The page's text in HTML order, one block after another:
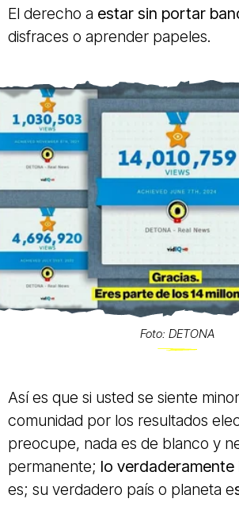
El derecho a estar sin portar
disfraces o aprender papeles.
Foto: DETONA
Así es que si usted se siente
comunidad por los resultados
preocupe, nada es de blanco y
permanente; lo
es; su verdadero país o planeta e